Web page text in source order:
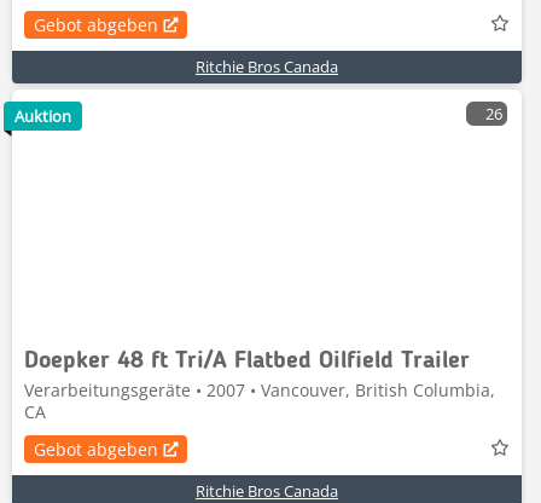
Gebot abgeben
Ritchie Bros Canada
26
Doepker 48 ft Tri/A Flatbed Oilfield Trailer
Verarbeitungsgeräte • 2007 • Vancouver, British Columbia,
CA
Gebot abgeben
Ritchie Bros Canada
Auktion